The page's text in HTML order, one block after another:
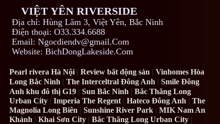
VIỆT YÊN RIVERSIDE
Địa chỉ: Hùng Lãm 3, Việt Yên, Bắc Ninh
Điện thoại: O33.334.6688
Email: Ngocdiendv@gmail.Com
Website: BichDongLakeside.Com
Pearl rivera Hà Nội |Review bất động sản |Vinhomes Hòa
Long Bắc Ninh |The Interceltral Đông Anh |Smile Đông
Anh khu đô thị G19 |Sun Bắc Ninh |Bắc Thăng Long
Urban City |Imperia The Regent |Hateco Đông Anh |The
Magnolia Long Biên |Sunshine River Park |MIK Nam An
Khánh |Khai Sơn City |Bắc Thăng Long Urban City |